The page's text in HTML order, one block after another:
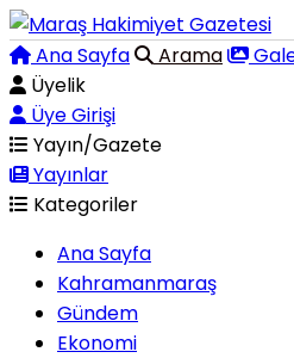
Ana Sayfa Arama
Üyelik
Üye Girişi
Yayın/Gazete
Yayınlar
Kategoriler
Ana Sayfa
Kahramanmaraş
Gündem
Ekonomi